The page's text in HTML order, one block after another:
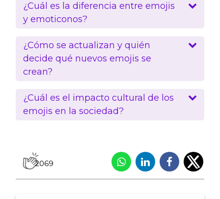
¿Cuál es la diferencia entre emojis
y emoticonos?
¿Cómo se actualizan y quién
decide qué nuevos emojis se
crean?
¿Cuál es el impacto cultural de los
emojis en la sociedad?
2069